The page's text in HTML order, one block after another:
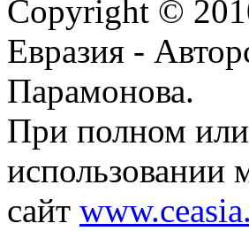
Copyright ©
Евразия -
Парамонова.
При полном
использовании
сайт